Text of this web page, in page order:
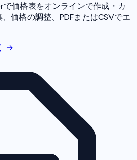
価格表をオンラインで作成・カ
価格の調整、PDFまたはCSVでエ
→